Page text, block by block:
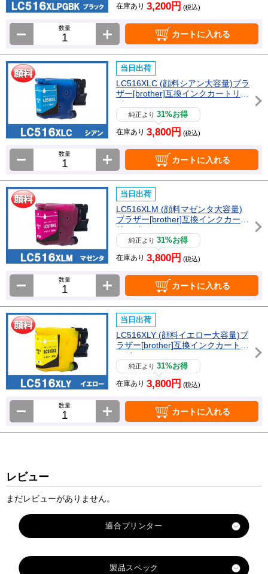
在庫あり 3,200円 (税込)
数量
カートに入れる
当日出荷
LC516XLC (顔料シアン大容量)ブラ
ザー[brother]互換インクカートリッ
ジ
純正より31%お得
在庫あり 3,800円 (税込)
数量
カートに入れる
当日出荷
LC516XLM (顔料マゼンタ大容量)
ブラザー[brother]互換インクカート
リッジ
純正より31%お得
在庫あり 3,800円 (税込)
数量
カートに入れる
当日出荷
LC516XLY (顔料イエロー大容量)ブ
ラザー[brother]互換インクカートリ
ッジ
純正より31%お得
在庫あり 3,800円 (税込)
数量
カートに入れる
レビュー
まだレビューがありません。
適合プリンター
製品スペック